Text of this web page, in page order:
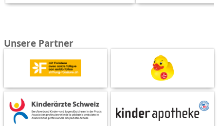
Unsere Partner